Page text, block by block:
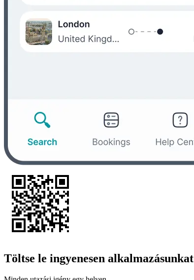
Töltse le ingyenesen alkalmazásunkat